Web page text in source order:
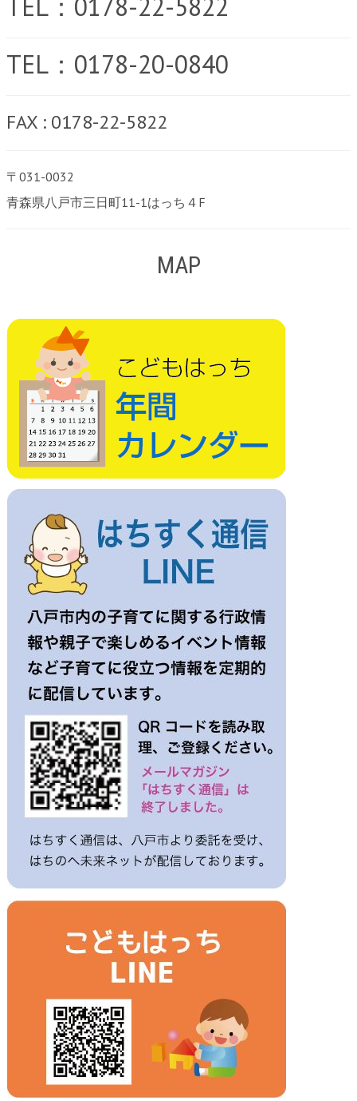
TEL：0178-20-0840
FAX : 0178-22-5822
〒031-0032
青森県八戸市三日町11-1はっち４F
MAP